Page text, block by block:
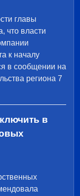
главы
что власти
к началу
в сообщении на
региона 7
в